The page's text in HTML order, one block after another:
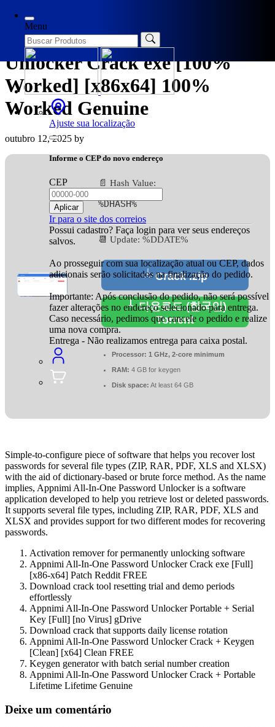
Menu
Ajuste sua localização
Informe o CEP do novo endereço
CEP
Aplicar
Ir para o site dos correios
Possui cadastro? Faça login para ver seus endereços
salvos.
Ao prosseguir com sua localização atual ou CEP, dados
adicionais serão solicitados na finalização do pedido.
Importante: Após conclusão do pedido, não será possível
fazer alterações no endereço selecionado para entrega.
Caso necessário, pedimos que cancele o pedido e realize
uma nova compra.
Entrega - Não realizamos entrega para caixa postal.
Appnimi All-In-One Password
Unlocker Crack exe [100%
Worked] [x86x64] 100%
Worked Genuine
outubro 12, 2025 by
📄 Hash Value:
%DHASH%
📆 Update: %DDATE%
Crack .zip
다운로드 (한국인)
Torrent
Processor: 1 GHz, 2-core minimum
RAM: 4 GB for keygen
Disk space: At least 64 GB
Simple-to-configure piece of software that helps you recover lost
passwords for several file types (ZIP, RAR, PDF, XLS and XLSX)
with the aid of dictionary-based or brute force method. As the name
implies, Appnimi All-In-One Password Unlocker is a software
application developed to help you retrieve lost or deleted passwords.
It supports several file types, including ZIP, RAR, PDF, XLS and
XLSX and provides support for two different modes for recovering
passwords.
Activation remover for permanently unlocking software
Appnimi All-In-One Password Unlocker Crack exe [Full]
[x86-x64] Patch Reddit FREE
Download crack tool resetting trial and demo periods
effortlessly
Appnimi All-In-One Password Unlocker Portable + Serial
Key [Full] [no Virus] gDrive
Download crack that supports daily license rotation
Appnimi All-In-One Password Unlocker Crack + Keygen
[Clean] [x64] Clean FREE
Keygen generator with batch serial number creation
Appnimi All-In-One Password Unlocker Crack + Portable
Lifetime Lifetime Genuine
Deixe um comentário